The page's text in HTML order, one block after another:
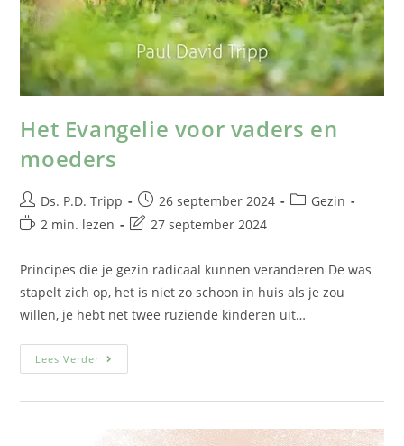
Het Evangelie voor vaders en
moeders
Ds. P.D. Tripp 26 september 2024
Gezin
2 min. lezen
27 september 2024
Principes die je gezin radicaal kunnen veranderen De was
stapelt zich op, het is niet zo schoon in huis als je zou
willen, je hebt net twee ruziënde kinderen uit…
Lees Verder